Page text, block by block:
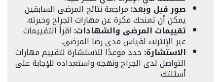
صور قبل وبعد: مراجعة نتائج المرضى السابقين
يمكن أن تمنحك فكرة عن مهارات الجراح وخبرته.
تقييمات المرضى والشهادات: اقرأ التقييمات
عبر الإنترنت لقياس مدى رضا المرضى.
الاستشارة: حدد موعدًا للاستشارة لتقييم مهارات
التواصل لدى الجراح ونهجه واستعداده للإجابة على
أسئلتك.